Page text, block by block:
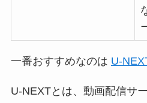
一番おすすめなのは U-
U-NEXTとは、動画配信サ